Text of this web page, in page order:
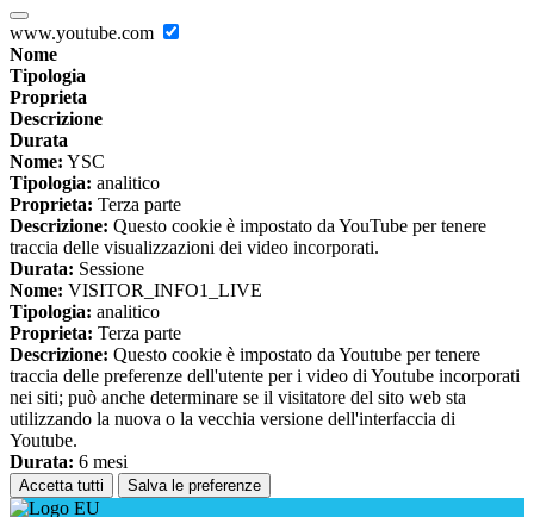
www.youtube.com
Nome
Tipologia
Proprieta
Descrizione
Durata
Nome: YSC
Tipologia: analitico
Proprieta: Terza parte
Descrizione: Questo cookie è impostato da YouTube per tenere
traccia delle visualizzazioni dei video incorporati.
Durata: Sessione
Nome: VISITOR_INFO1_LIVE
Tipologia: analitico
Proprieta: Terza parte
Descrizione: Questo cookie è impostato da Youtube per tenere
traccia delle preferenze dell'utente per i video di Youtube incorporati
nei siti; può anche determinare se il visitatore del sito web sta
utilizzando la nuova o la vecchia versione dell'interfaccia di
Youtube.
Durata: 6 mesi
Accetta tutti Salva le preferenze